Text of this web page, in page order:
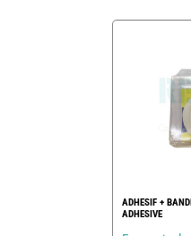
ADHESIF +
ADHESIVE